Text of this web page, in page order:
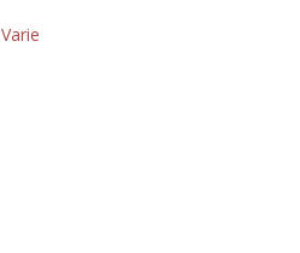
Varie